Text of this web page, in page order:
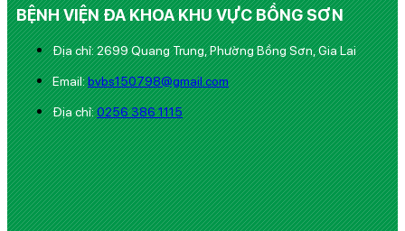
BỆNH VIỆN ĐA KHOA KHU VỰC BỒNG SƠN
Địa chỉ: 2699 Quang Trung, Phường Bồng Sơn, Gia Lai
Email:bvbs150798@gmail.com
Địa chỉ:0256 386 1115